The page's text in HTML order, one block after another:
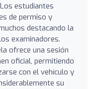
Los estudiantes
de permiso y
destacando la
examinadores.
ofrece una sesión
oficial, permitiendo
con el vehículo y
su